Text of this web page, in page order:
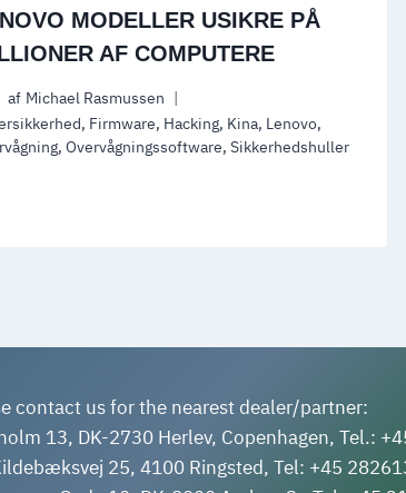
MODELLER USIKRE PÅ
AF COMPUTERE
af Michael Rasmussen
, Firmware, Hacking, Kina, Lenovo,
,Overvågningssoftware,Sikkerhedshuller
contact us for the nearest dealer/partner:
13, DK-2730 Herlev, Copenhagen, Tel.:
25, 4100 Ringsted, Tel: +45